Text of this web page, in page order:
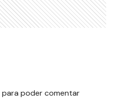
para poder comentar